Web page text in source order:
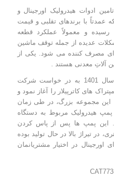
ادوات هیدرولیک اورجینال و
با برندهای تقلبی و قیمت
و معمولاً عملکرد قطعه
عدیده از جمله توقف ماشین
مصرف کننده می شود. یکی از
آلاتِ معدنی هستند .
شرکت صنایع هیدرولیک ایران در سال 1401 به در خواست شرکت
های کاترپیلار را آغاز نمود و
این مجموعه بزرگ، در طی زمان
به جایگزینی 3مدل پمپ هیدرولیک مربوط به دستگاه
این پمپ ها پس از پاس کردن
در تیراژ بالا در حال تولید بوده
در اختیار مشتریانمان